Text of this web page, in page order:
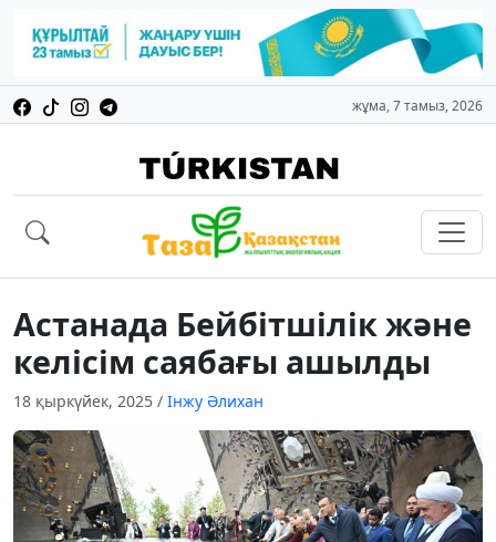
жұма, 7 тамыз, 2026
Астанада Бейбітшілік және
келісім саябағы ашылды
18 қыркүйек, 2025 / Інжу Әлихан